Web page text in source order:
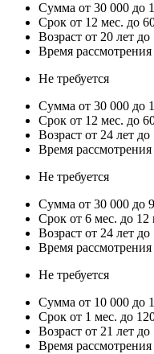
Сумма от 30 000 до
Срок от 12 мес. до
Возраст от 20 лет до
Время рассмотрения
Не требуется
Сумма от 30 000 до
Срок от 12 мес. до
Возраст от 24 лет до
Время рассмотрения
Не требуется
Сумма от 30 000 до
Срок от 6 мес. до 12
Возраст от 24 лет до
Время рассмотрения
Не требуется
Сумма от 10 000 до
Срок от 1 мес. до
Возраст от 21 лет до
Время рассмотрения